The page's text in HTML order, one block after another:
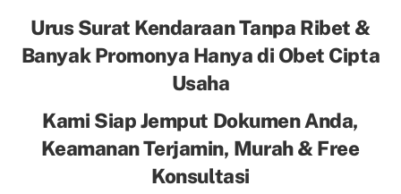
Urus Surat Kendaraan Tanpa Ribet &
Banyak Promonya Hanya di Obet Cipta
Usaha
Kami Siap Jemput Dokumen Anda,
Keamanan Terjamin, Murah & Free
Konsultasi